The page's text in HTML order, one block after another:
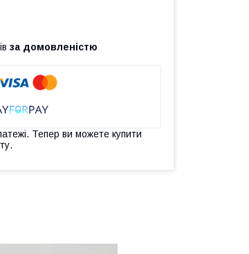
за домовленістю
Тепер ви можете купити